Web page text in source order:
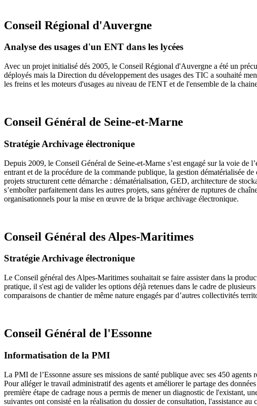
Conseil Régional d'Auvergne
Analyse des usages d'un ENT dans les lycées
Avec un projet initialisé dés 2005, le Conseil Régional d'Auvergne a été un
déployés mais la Direction du développement des usages des TIC a souhaité
les freins et les moteurs d'usages au niveau de l'ENT et de l'ensemble de la
Conseil Général de Seine-et-Marne
Stratégie Archivage électronique
Depuis 2009, le Conseil Général de Seine-et-Marne s’est engagé sur la voie
entrant et de la procédure de la commande publique, la gestion dématérialisée
projets structurent cette démarche : dématérialisation, GED, architecture de
s’emboîter parfaitement dans les autres projets, sans générer de ruptures de
organisationnels pour la mise en œuvre de la brique archivage électronique.
Conseil Général des Alpes-Maritimes
Stratégie Archivage électronique
Le Conseil général des Alpes-Maritimes souhaitait se faire assister dans la
pratique, il s'est agi de valider les options déjà retenues dans le cadre de
comparaisons de chantier de même nature engagés par d’autres collectivités
Conseil Général de l'Essonne
Informatisation de la PMI
La PMI de l’Essonne assure ses missions de santé publique avec ses 450
Pour alléger le travail administratif des agents et améliorer le partage des
première étape de cadrage nous a permis de mener un diagnostic de l'existant,
suivantes ont consisté en la réalisation du dossier de consultation, l'assistance